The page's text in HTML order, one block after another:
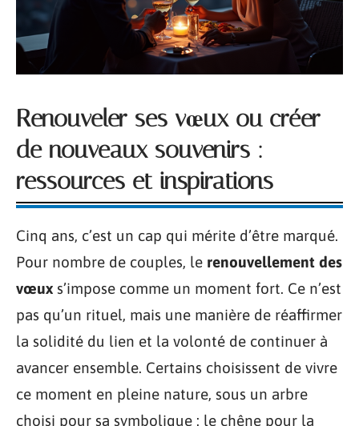
Renouveler ses vœux ou créer
de nouveaux souvenirs :
ressources et inspirations
Cinq ans, c’est un cap qui mérite d’être marqué.
Pour nombre de couples, le renouvellement des
vœux s’impose comme un moment fort. Ce n’est
pas qu’un rituel, mais une manière de réaffirmer
la solidité du lien et la volonté de continuer à
avancer ensemble. Certains choisissent de vivre
ce moment en pleine nature, sous un arbre
choisi pour sa symbolique : le chêne pour la